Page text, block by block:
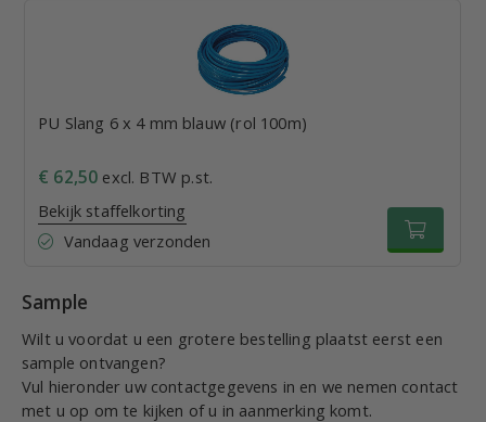
PU Slang 6 x 4 mm blauw (rol 100m)
€ 62,50 excl. BTW p.st.
Bekijk staffelkorting
Vandaag verzonden
Sample
Wilt u voordat u een grotere bestelling plaatst eerst een
sample ontvangen?
Vul hieronder uw contactgegevens in en we nemen contact
met u op om te kijken of u in aanmerking komt.